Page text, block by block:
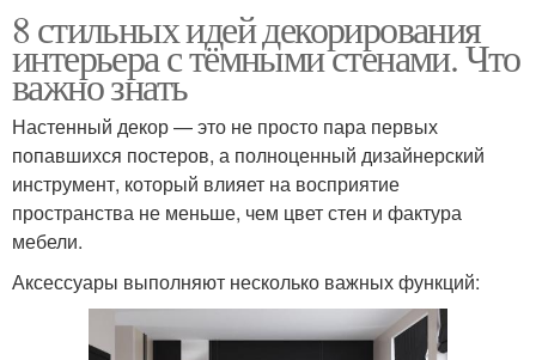
8 стильных идей декорирования
интерьера с тёмными стенами. Что
важно знать
Настенный декор — это не просто пара первых
попавшихся постеров, а полноценный дизайнерский
инструмент, который влияет на восприятие
пространства не меньше, чем цвет стен и фактура
мебели.
Аксессуары выполняют несколько важных функций: